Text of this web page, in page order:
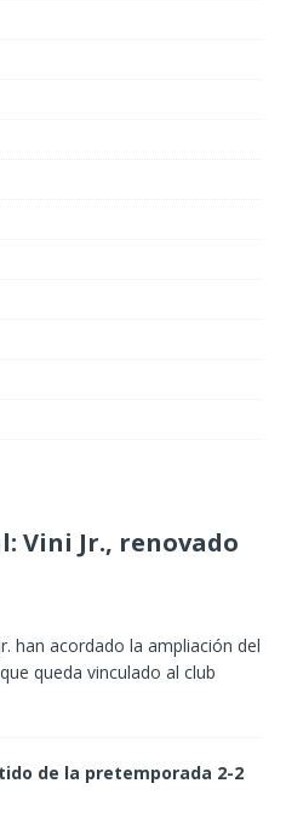
Vini Jr., renovado
han acordado la ampliación del
queda vinculado al club
de la pretemporada 2-2